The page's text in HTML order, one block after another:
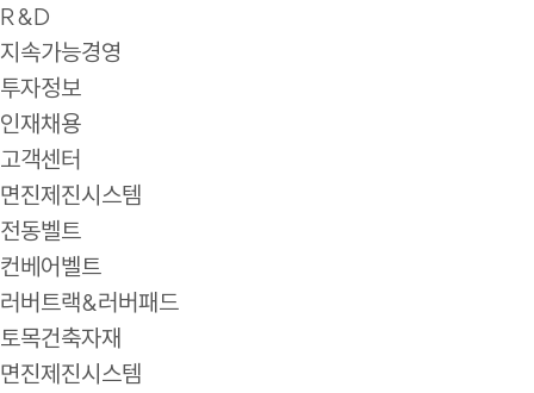
R&D
지속가능경영
투자정보
인재채용
고객센터
면진제진시스템
전동벨트
컨베어벨트
러버트랙&러버패드
토목건축자재
면진제진시스템